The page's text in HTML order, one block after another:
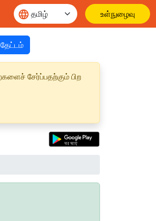
உள்நுழைவு
தேட்டம்
சேர்ப்பதற்கும் பிற